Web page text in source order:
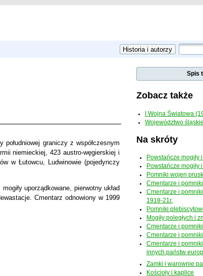
graniczy z współczesnym
niemieckiej, 423 austro-węgierskiej i
w Łutowcu, Ludwinowie (pojedynczy
uporządkowane, pierwotny układ
Cmentarz odnowiony w 1999
Spis
Zobacz także
I Wojna Światowa
Województwo śląskie
Na skróty
Powstańcze mogiły
Powstańcze mogiły
Pomniki wojen
Cmentarze i
Cmentarze i
1918-21r.
Pomniki
Mogiły poległych i
Cmentarze i
Cmentarze i
Cmentarze i
innych państw
Zamki i warownie
Kościoły i kaplice